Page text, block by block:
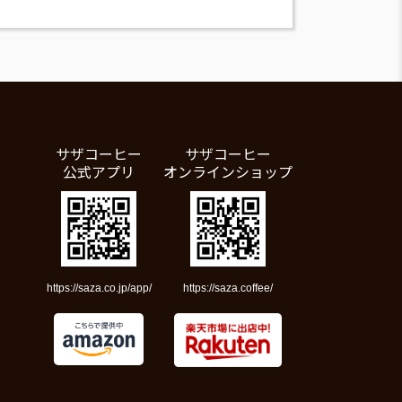
サザコーヒー
公式アプリ
https://saza.co.jp/app/
サザコーヒー
オンラインショップ
https://saza.coffee/